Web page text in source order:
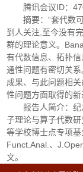
腾讯会议ID：
摘要：“套代数
到人关注,至今没有
群的理论意义。
有代数信息、拓扑
通性问题有密切关
成果、与此问题相
性问题方面取得的新
报告人简介：
子理论与算子代数
等学校博士点专项
Funct.Anal.、
文。